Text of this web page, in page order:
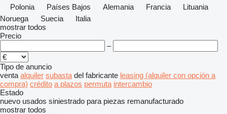
Polonia
Países Bajos Alemania Francia
Lituania
Noruega
Suecia
Italia
mostrar todos
Precio
–
Tipo de anuncio
venta alquiler subasta del fabricante leasing (alquiler con opción a
compra) crédito a plazos permuta intercambio
Estado
nuevo usados siniestrado para piezas remanufacturado
mostrar todos